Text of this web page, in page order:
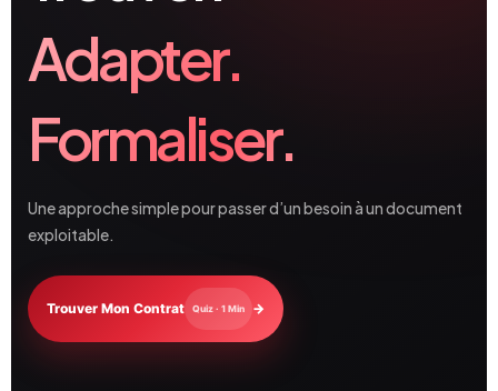
Adapter.
Formaliser.
Une approche simple pour passer d’un besoin à un document
exploitable.
Trouver Mon Contrat Quiz · 1 Min →